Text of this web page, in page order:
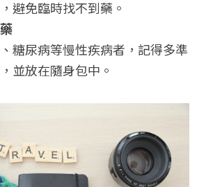
避免臨時找不到藥。
糖尿病等慢性疾病者，記得多準
並放在隨身包中。